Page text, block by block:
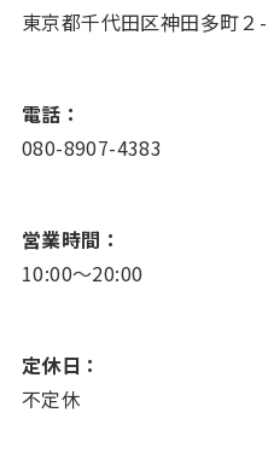
東京都千代田区神田多町
電話：
080-8907-4383
営業時間：
10:00～20:00
定休日：
不定休